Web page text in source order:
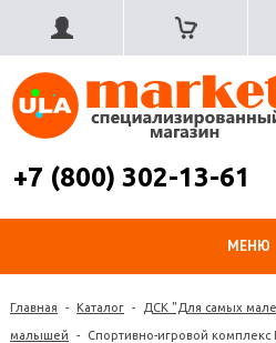
+7 (800) 302-13-61
МЕНЮ
Главная - Каталог - ДСК "Для самых
малышей -
Спортивно-игровой комплекс